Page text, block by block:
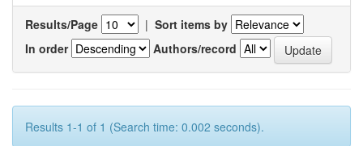
Results/Page | Sort items by
In order
Authors/record
Results 1-1 of 1 (Search time: 0.002 seconds).